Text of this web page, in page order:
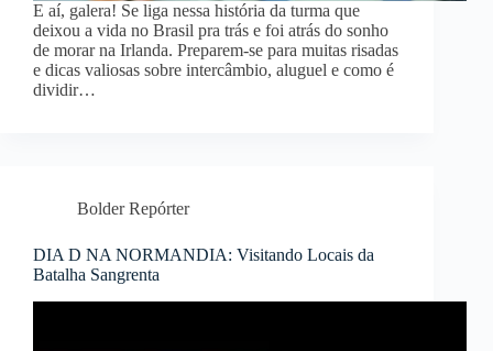
E aí, galera! Se liga nessa história da turma que
deixou a vida no Brasil pra trás e foi atrás do sonho
de morar na Irlanda. Preparem-se para muitas risadas
e dicas valiosas sobre intercâmbio, aluguel e como é
dividir…
Bolder Repórter
DIA D NA NORMANDIA: Visitando Locais da
Batalha Sangrenta